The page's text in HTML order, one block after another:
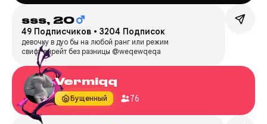
sss, 20
49 Подписчиков • 3204 Подписок
девочку в дуо бы на любой ранг или режим
свифт анрейт без разницы @weqewqeqa
Vermiqq
Бущенный 76